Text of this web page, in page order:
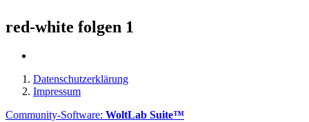
red-white folgen 1
Datenschutzerklärung
Impressum
Community-Software: WoltLab Suite™